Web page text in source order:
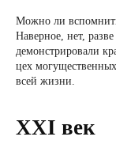
Можно ли
Наверное, нет,
демонстрировали
цех
всей жизни.
XXI век